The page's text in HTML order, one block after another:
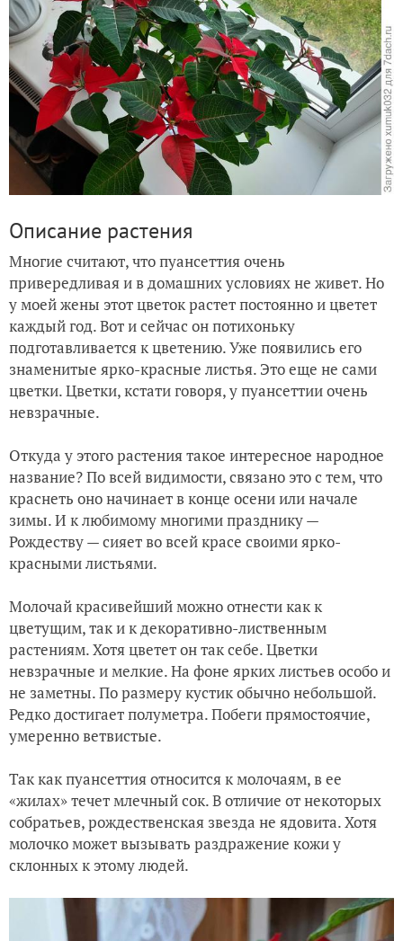
Описание растения
Многие считают, что пуансеттия очень
привередливая и в домашних условиях не живет. Но
у моей жены этот цветок растет постоянно и цветет
каждый год. Вот и сейчас он потихоньку
подготавливается к цветению. Уже появились его
знаменитые ярко-красные листья. Это еще не сами
цветки. Цветки, кстати говоря, у пуансеттии очень
невзрачные.
Откуда у этого растения такое интересное народное
название? По всей видимости, связано это с тем, что
краснеть оно начинает в конце осени или начале
зимы. И к любимому многими празднику —
Рождеству — сияет во всей красе своими ярко-
красными листьями.
Молочай красивейший можно отнести как к
цветущим, так и к декоративно-лиственным
растениям. Хотя цветет он так себе. Цветки
невзрачные и мелкие. На фоне ярких листьев особо и
не заметны. По размеру кустик обычно небольшой.
Редко достигает полуметра. Побеги прямостоячие,
умеренно ветвистые.
Так как пуансеттия относится к молочаям, в ее
«жилах» течет млечный сок. В отличие от некоторых
собратьев, рождественская звезда не ядовита. Хотя
молочко может вызывать раздражение кожи у
склонных к этому людей.